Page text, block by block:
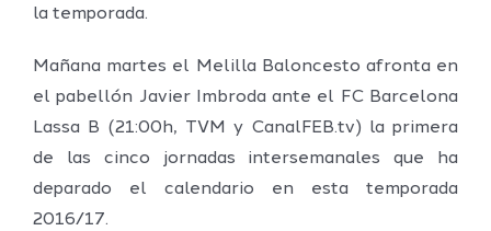
la temporada.
Mañana martes el Melilla Baloncesto afronta en
el pabellón Javier Imbroda ante el FC Barcelona
Lassa B (21:00h, TVM y CanalFEB.tv) la primera
de las cinco jornadas intersemanales que ha
deparado el calendario en esta temporada
2016/17.